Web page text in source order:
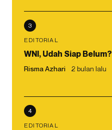
3
EDITORIAL
WNI, Udah Siap Belum?
Risma Azhari 2 bulan lalu
4
EDITORIAL